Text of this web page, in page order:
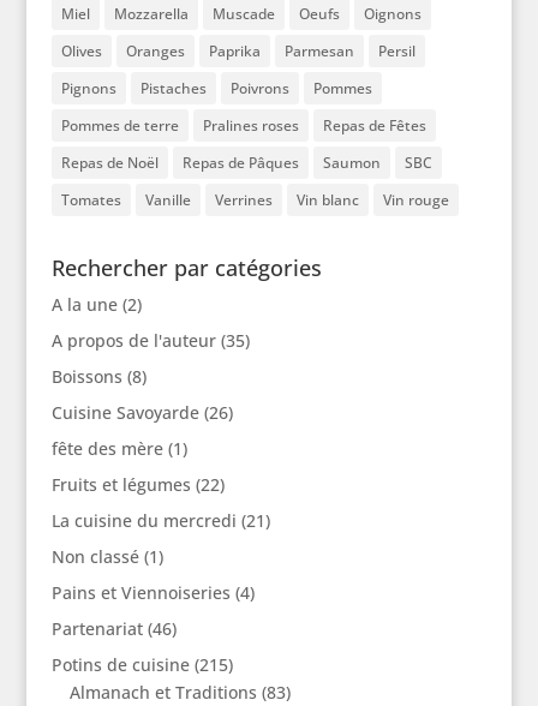
Miel Mozzarella Muscade Oeufs
Oignons
Olives
Oranges Paprika Parmesan
Persil
Pignons
Pistaches Poivrons
Pommes
Pommes de terre
Pralines roses
Repas de Fêtes
Repas de Noël
Repas de Pâques Saumon
SBC
Tomates
Vanille Verrines Vin blanc Vin rouge
Rechercher par catégories
A la une(2)
A propos de l'auteur(35)
Boissons (8)
Cuisine Savoyarde(26)
fête des mère(1)
Fruits et légumes (22)
La cuisine du mercredi (21)
Non classé(1)
Pains et Viennoiseries (4)
Partenariat(46)
Potins de cuisine(215)
Almanach et Traditions (83)